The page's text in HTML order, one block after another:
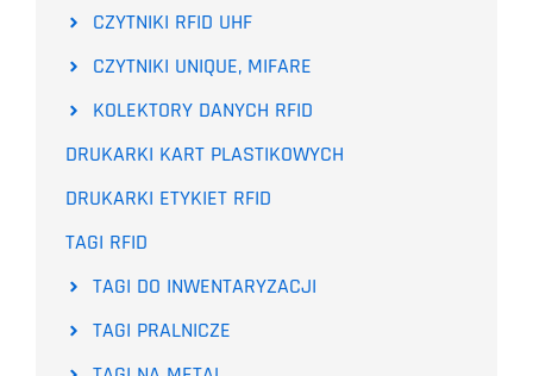
CZYTNIKI RFID UHF
CZYTNIKI UNIQUE, MIFARE
KOLEKTORY DANYCH RFID
DRUKARKI KART PLASTIKOWYCH
DRUKARKI ETYKIET RFID
TAGI RFID
TAGI DO INWENTARYZACJI
TAGI PRALNICZE